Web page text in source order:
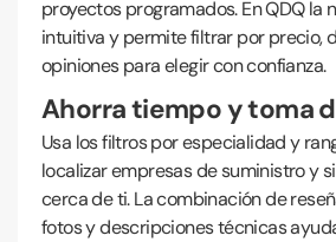
proyectos programados. En QDQ la
intuitiva y permite filtrar por precio,
opiniones para elegir con confianza.
Ahorra tiempo y toma
Usa los filtros por especialidad y
localizar empresas de suministro y
cerca de ti. La combinación de
fotos y descripciones técnicas